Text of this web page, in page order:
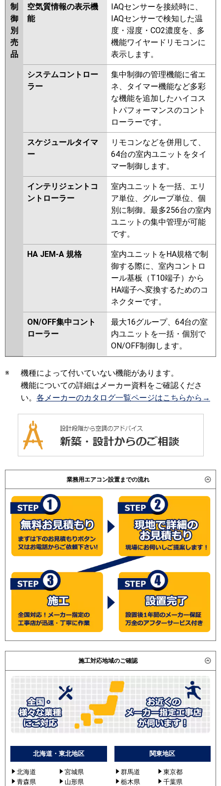
制
御
別
売
品
空気質情報の表示機
能
IAQセンサーを接続時に、
IAQセンサーで検知した温
度・湿度・CO2濃度を、多
機能ワイヤードリモコンに
表示します。
システムコントロー
ラー
集中制御の管理機能に省エ
ネ、タイマー機能など多彩
な機能を追加したハイコス
トパフォーマンスのコント
ローラーです。
スケジュールタイマ
ー
リモコンなどを併用して、
64台の室内ユニットをタイ
マー制御します。
インテリジェントコ
ントローラー
室内ユニットを一括、エリ
ア単位、グループ単位、個
別に制御。最多256台の室内
ユニットの集中管理が可能
です。
HA JEM-A 規格
室内ユニットをHA規格で制
御する際に、室内コントロ
ール基板（T10端子）から
HA端子へ変換するためのコ
ネクターです。
ON/OFF集中コント
ローラー
最大16グループ、64台の室
内ユニットを一括・個別で
ON/OFF制御します。
※
機種によって付いていない機能があります。
機能についての詳細はメーカー資料をご確認くださ
い。 各メーカーのカタログ一覧ページはこちらから→
業務用エアコン設置までの流れ
施工対応地域のご確認
北海道・東北地区
北海道
宮城県
青森県
山形県
関東地区
群馬道
東京都
栃木県
千葉県